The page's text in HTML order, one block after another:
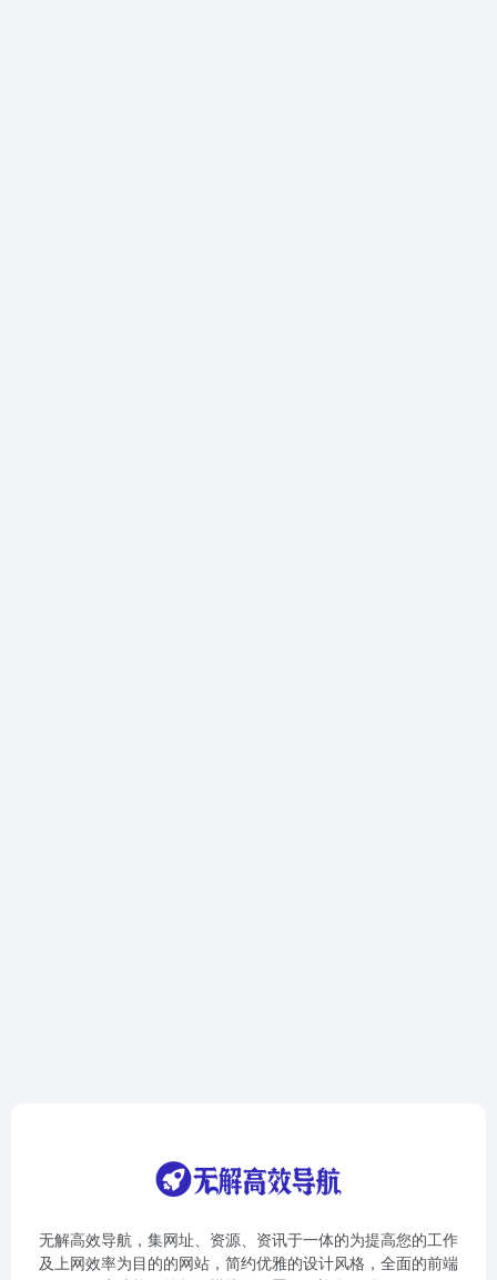
无解高效导航，集网址、资源、资讯于一体的为提高您的工作
及上网效率为目的的网站，简约优雅的设计风格，全面的前端